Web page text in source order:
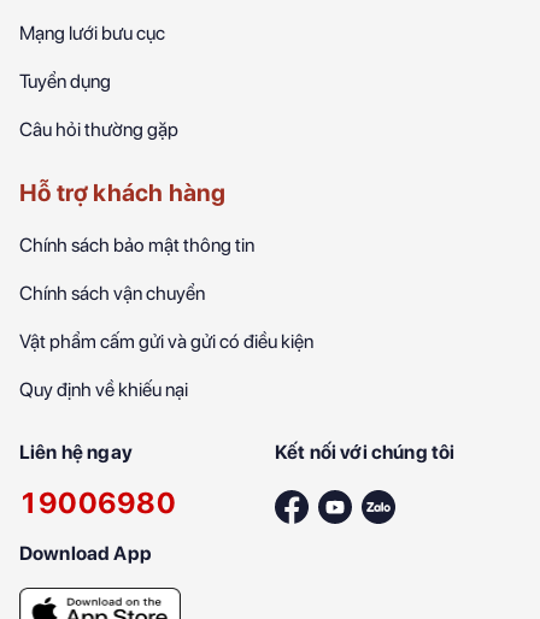
Mạng lưới bưu cục
Tuyển dụng
Câu hỏi thường gặp
Hỗ trợ khách hàng
Chính sách bảo mật thông tin
Chính sách vận chuyển
Vật phẩm cấm gửi và gửi có điều kiện
Quy định về khiếu nại
Liên hệ ngay
19006980
Kết nối với chúng tôi
Download App